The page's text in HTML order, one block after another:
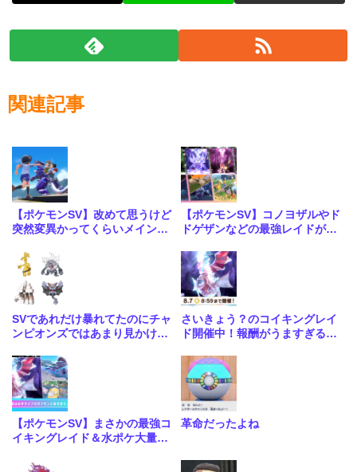
関連記事
【ポケモンSV】改めて思うけど
突然変異かってくらいメインス
【ポケモンSV】コノヨザルやド
ドゲザンなどの最強レイドが4
生も
SVであれだけ暴れてたのにチャ
ンピオンズではあまり見かけな
さいきょう？のコイキングレイ
ド開催中！報酬がうますぎる神
【ポケモンSV】まさかの最強コ
イキングレイド＆水ポケ大量発
革命だったよね